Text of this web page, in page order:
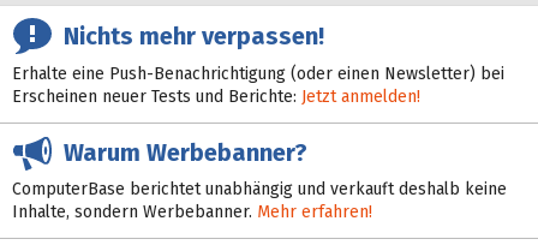
Nichts mehr verpassen!
Erhalte eine Push-Benachrichtigung (oder einen Newsletter) bei
Erscheinen neuer Tests und Berichte: Jetzt anmelden!
Warum Werbebanner?
ComputerBase berichtet unabhängig und verkauft deshalb keine
Inhalte, sondern Werbebanner. Mehr erfahren!